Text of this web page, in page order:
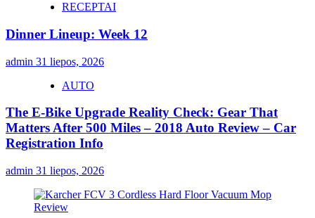
RECEPTAI
Dinner Lineup: Week 12
admin 31 liepos, 2026
AUTO
The E-Bike Upgrade Reality Check: Gear That
Matters After 500 Miles – 2018 Auto Review – Car
Registration Info
admin 31 liepos, 2026